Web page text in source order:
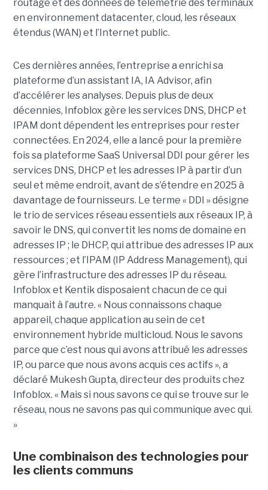
routage et des données de télémétrie des terminaux
en environnement datacenter, cloud, les réseaux
étendus (WAN) et l’Internet public.
Ces dernières années, l’entreprise a enrichi sa
plateforme d’un assistant IA, IA Advisor, afin
d’accélérer les analyses. Depuis plus de deux
décennies, Infoblox gère les services DNS, DHCP et
IPAM dont dépendent les entreprises pour rester
connectées. En 2024, elle a lancé pour la première
fois sa plateforme SaaS Universal DDI pour gérer les
services DNS, DHCP et les adresses IP à partir d’un
seul et même endroit, avant de s’étendre en 2025 à
davantage de fournisseurs. Le terme « DDI » désigne
le trio de services réseau essentiels aux réseaux IP, à
savoir le DNS, qui convertit les noms de domaine en
adresses IP ; le DHCP, qui attribue des adresses IP aux
ressources ; et l’IPAM (IP Address Management), qui
gère l’infrastructure des adresses IP du réseau.
Infoblox et Kentik disposaient chacun de ce qui
manquait à l’autre. « Nous connaissons chaque
appareil, chaque application au sein de cet
environnement hybride multicloud. Nous le savons
parce que c’est nous qui avons attribué les adresses
IP, ou parce que nous avons acquis ces actifs », a
déclaré Mukesh Gupta, directeur des produits chez
Infoblox. « Mais si nous savons ce qui se trouve sur le
réseau, nous ne savons pas qui communique avec qui.
»
Une combinaison des technologies pour
les clients communs